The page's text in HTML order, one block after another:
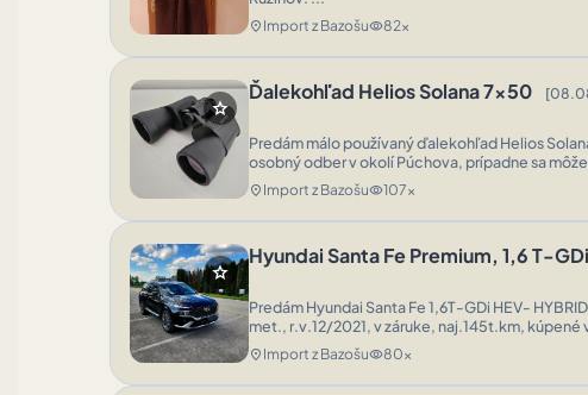
location_on Import z Bazošuvisibility82x
star
Ďalekohľad Helios Solana 7x50
Predám málo používaný ďalekohľad Helios
osobný odber v okolí Púchova, prípadne sa
spoločnosť. Tovar cez kuriérsku spoločnosť
location_on Import z Bazošuvisibility107x
star
Hyundai Santa Fe Premium, 1,6 T-
Predám Hyundai Santa Fe 1,6T-GDi HEV-
met., r.v.12/2021, v záruke, naj.145t.km,
sezónne prezutie, treba vidieť. ...
location_on Import z Bazošuvisibility80x